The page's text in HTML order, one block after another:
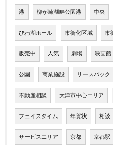
港 柳が崎湖畔公園港 中央
びわ湖ホール 市街化区域 市
販売中 人気 劇場 映画館
公園 商業施設 リースバック
不動産相談 大津市中心エリア
フェイスタイム 年賀状 相談
サービスエリア 京都 京都駅